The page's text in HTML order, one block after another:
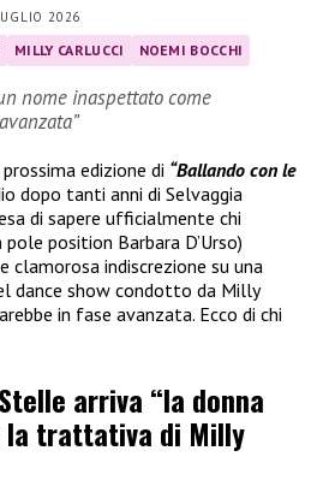
2026
MILLY CARLUCCI NOEMI BOCCHI
nome inaspettato come
edizione di “Ballando con le
dopo tanti anni di Selvaggia
di sapere ufficialmente chi
position Barbara D’Urso)
clamorosa indiscrezione su una
dance show condotto da Milly
in fase avanzata. Ecco di chi
arriva “la donna
la trattativa di Milly